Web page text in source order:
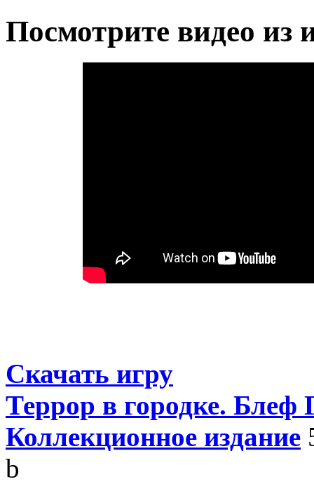
Посмотрите видео из
Скачать игру
Террор в городке. Блеф
Коллекционное издание
b